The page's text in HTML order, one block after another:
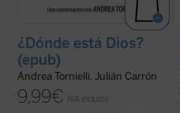
¿Dónde está Dios?
(epub)
Andrea Tornielli, Julián Carrón
9,99€ IVA incluido